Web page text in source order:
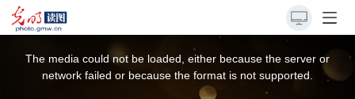
The media could not be loaded, either because the server or
network failed or because the format is not supported.